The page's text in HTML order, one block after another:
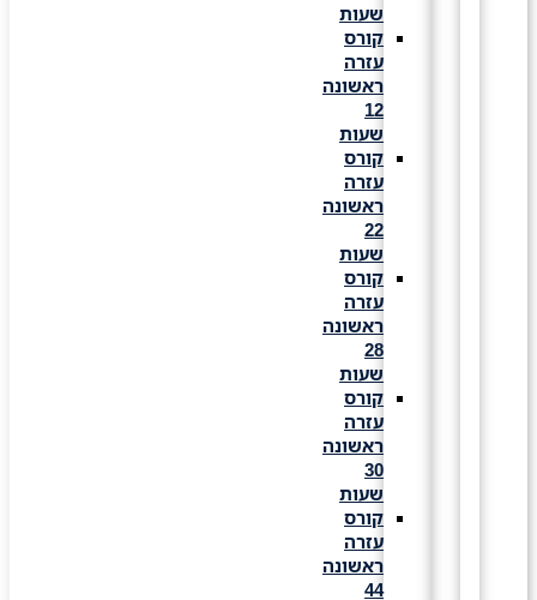
שעות
קורס
עזרה
ראשונה
שעות
קורס
עזרה
ראשונה
שעות
קורס
עזרה
ראשונה
שעות
קורס
עזרה
ראשונה
שעות
קורס
עזרה
ראשונה